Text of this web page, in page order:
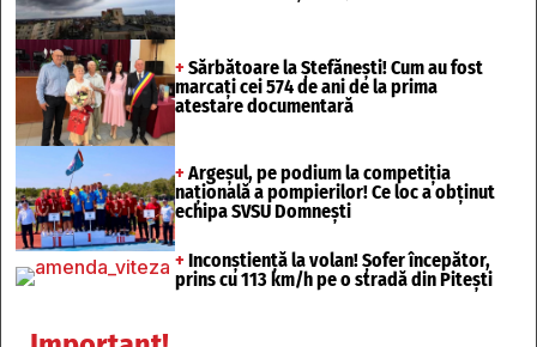
+ Sărbătoare la Ștefănești! Cum au fost
marcați cei 574 de ani de la prima
atestare documentară
+ Argeșul, pe podium la competiția
națională a pompierilor! Ce loc a obținut
echipa SVSU Domnești
+ Inconștiență la volan! Șofer începător,
prins cu 113 km/h pe o stradă din Pitești